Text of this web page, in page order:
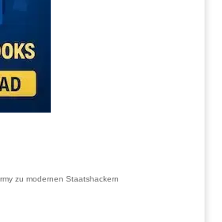
zu modernen Staatshackern